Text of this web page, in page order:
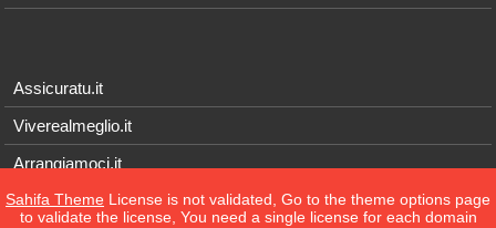
Assicuratu.it
Viverealmeglio.it
Arrangiamoci.it
Tecnichef.it
Sahifa Theme License is not validated, Go to the theme options page
to validate the license, You need a single license for each domain